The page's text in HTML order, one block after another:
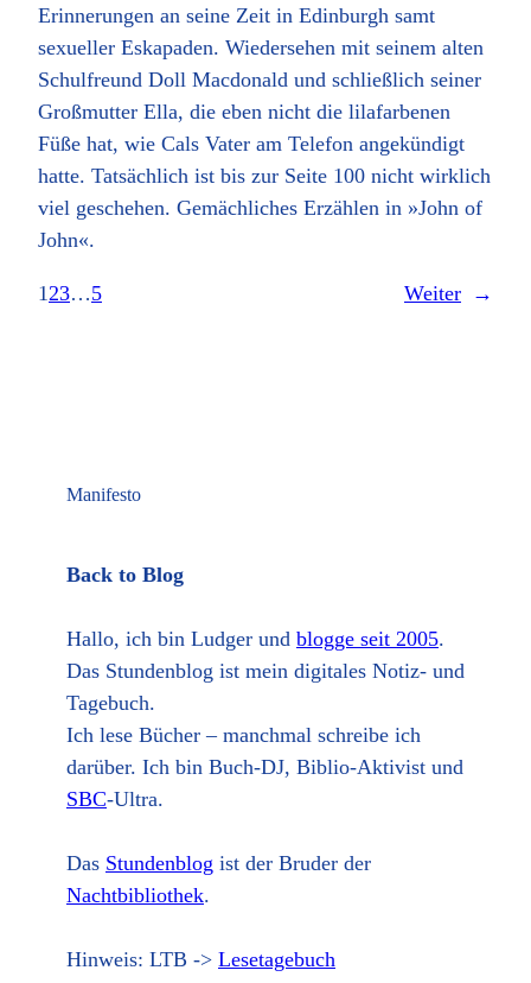
Erinnerungen an seine Zeit in Edinburgh samt
sexueller Eskapaden. Wiedersehen mit seinem alten
Schulfreund Doll Macdonald und schließlich seiner
Großmutter Ella, die eben nicht die lilafarbenen
Füße hat, wie Cals Vater am Telefon angekündigt
hatte. Tatsächlich ist bis zur Seite 100 nicht wirklich
viel geschehen. Gemächliches Erzählen in »John of
John«.
123…5 Weiter →
Manifesto
Back to Blog
Hallo, ich bin Ludger und blogge seit 2005.
Das Stundenblog ist mein digitales Notiz- und
Tagebuch.
Ich lese Bücher – manchmal schreibe ich
darüber. Ich bin Buch-DJ, Biblio-Aktivist und
SBC-Ultra.
Das Stundenblog ist der Bruder der
Nachtbibliothek.
Hinweis: LTB -> Lesetagebuch